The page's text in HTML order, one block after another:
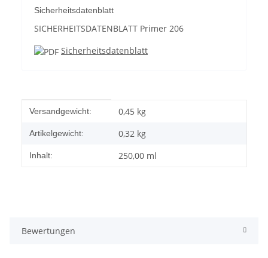
Sicherheitsdatenblatt
SICHERHEITSDATENBLATT Primer 206
Sicherheitsdatenblatt
Produkteigenschaft
Wert
Versandgewicht: 0,45 kg
Artikelgewicht: 0,32 kg
Inhalt: 250,00 ml
Bewertungen